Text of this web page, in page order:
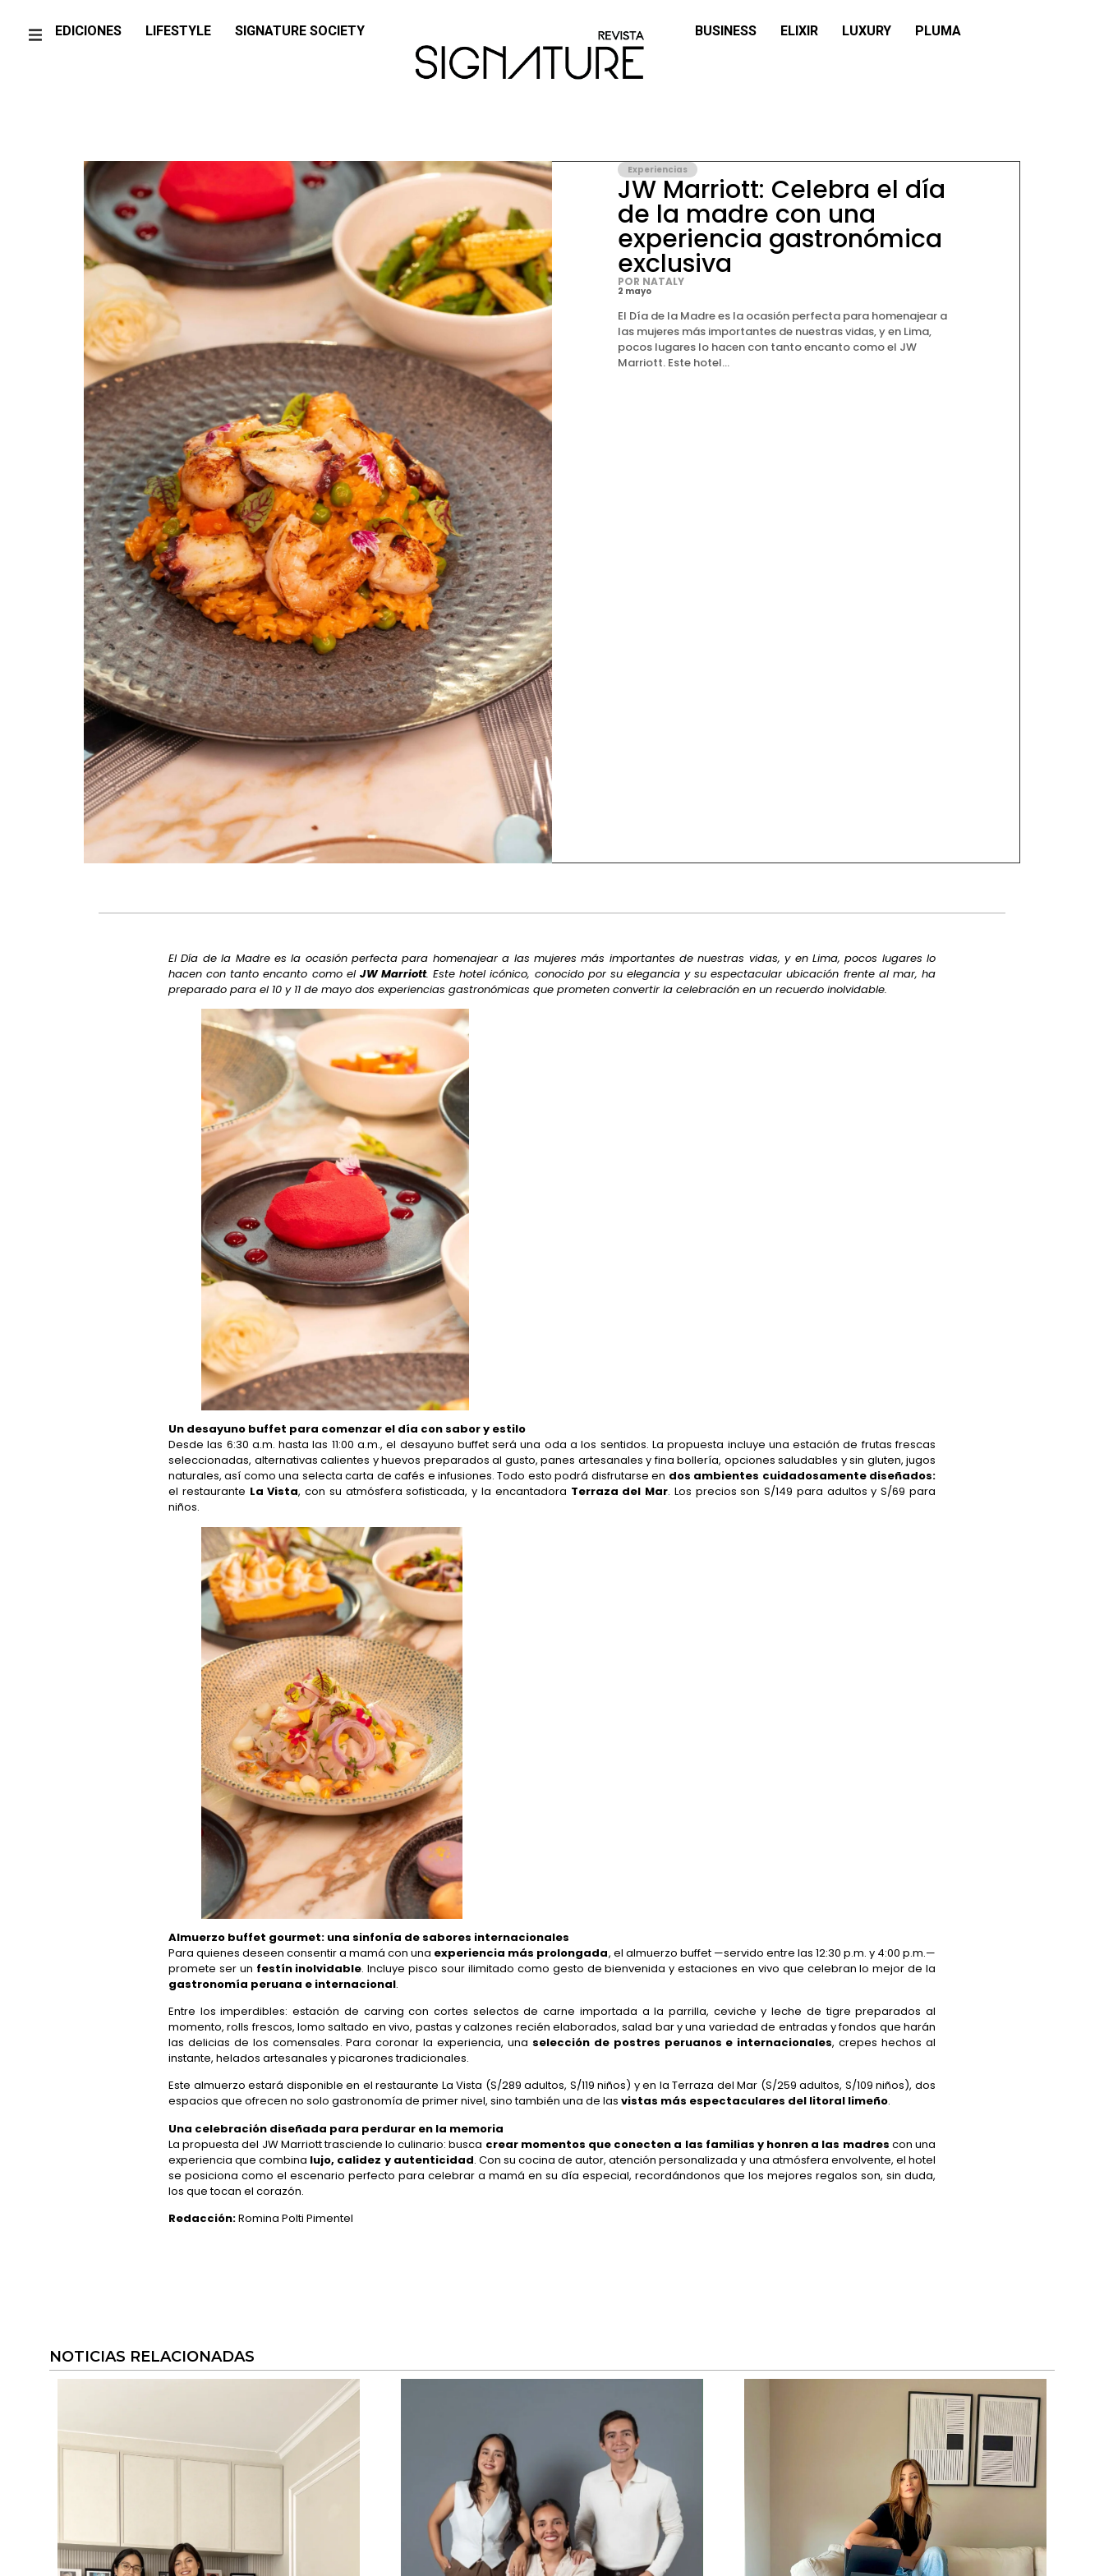
EDICIONES LIFESTYLE SIGNATURE SOCIETY BUSINESS ELIXIR LUXURY PLUMA
Experiencias
JW Marriott: Celebra el día
de la madre con una
experiencia gastronómica
exclusiva
POR NATALY
2 mayo
El Día de la Madre es la ocasión perfecta para homenajear a
las mujeres más importantes de nuestras vidas, y en Lima,
pocos lugares lo hacen con tanto encanto como el JW
Marriott. Este hotel...
El Día de la Madre es la ocasión perfecta para homenajear a las mujeres más importantes de nuestras vidas, y en Lima, pocos lugares lo
hacen con tanto encanto como el JW Marriott. Este hotel icónico, conocido por su elegancia y su espectacular ubicación frente al mar, ha
preparado para el 10 y 11 de mayo dos experiencias gastronómicas que prometen convertir la celebración en un recuerdo inolvidable.
Un desayuno buffet para comenzar el día con sabor y estilo
Desde las 6:30 a.m. hasta las 11:00 a.m., el desayuno buffet será una oda a los sentidos. La propuesta incluye una estación de frutas frescas
seleccionadas, alternativas calientes y huevos preparados al gusto, panes artesanales y fina bollería, opciones saludables y sin gluten, jugos
naturales, así como una selecta carta de cafés e infusiones. Todo esto podrá disfrutarse en dos ambientes cuidadosamente diseñados:
el restaurante La Vista, con su atmósfera sofisticada, y la encantadora Terraza del Mar. Los precios son S/149 para adultos y S/69 para
niños.
Almuerzo buffet gourmet: una sinfonía de sabores internacionales
Para quienes deseen consentir a mamá con una experiencia más prolongada, el almuerzo buffet —servido entre las 12:30 p.m. y 4:00 p.m.—
promete ser un festín inolvidable. Incluye pisco sour ilimitado como gesto de bienvenida y estaciones en vivo que celebran lo mejor de la
gastronomía peruana e internacional.
Entre los imperdibles: estación de carving con cortes selectos de carne importada a la parrilla, ceviche y leche de tigre preparados al
momento, rolls frescos, lomo saltado en vivo, pastas y calzones recién elaborados, salad bar y una variedad de entradas y fondos que harán
las delicias de los comensales. Para coronar la experiencia, una selección de postres peruanos e internacionales, crepes hechos al
instante, helados artesanales y picarones tradicionales.
Este almuerzo estará disponible en el restaurante La Vista (S/289 adultos, S/119 niños) y en la Terraza del Mar (S/259 adultos, S/109 niños), dos
espacios que ofrecen no solo gastronomía de primer nivel, sino también una de las vistas más espectaculares del litoral limeño.
Una celebración diseñada para perdurar en la memoria
La propuesta del JW Marriott trasciende lo culinario: busca crear momentos que conecten a las familias y honren a las madres con una
experiencia que combina lujo, calidez y autenticidad. Con su cocina de autor, atención personalizada y una atmósfera envolvente, el hotel
se posiciona como el escenario perfecto para celebrar a mamá en su día especial, recordándonos que los mejores regalos son, sin duda,
los que tocan el corazón.
Redacción:Romina Polti Pimentel
NOTICIAS RELACIONADAS